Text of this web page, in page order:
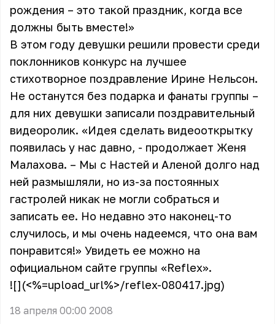
рождения – это такой праздник, когда все
должны быть вместе!»
В этом году девушки решили провести среди
поклонников конкурс на лучшее
стихотворное поздравление Ирине Нельсон.
Не останутся без подарка и фанаты группы –
для них девушки записали поздравительный
видеоролик. «Идея сделать видеооткрытку
появилась у нас давно, - продолжает Женя
Малахова. – Мы с Настей и Аленой долго над
ней размышляли, но из-за постоянных
гастролей никак не могли собраться и
записать ее. Но недавно это наконец-то
случилось, и мы очень надеемся, что она вам
понравится!» Увидеть ее можно на
официальном сайте группы «Reflex».
![](<%=upload_url%>/reflex-080417.jpg)
18 апреля 00:00 2008